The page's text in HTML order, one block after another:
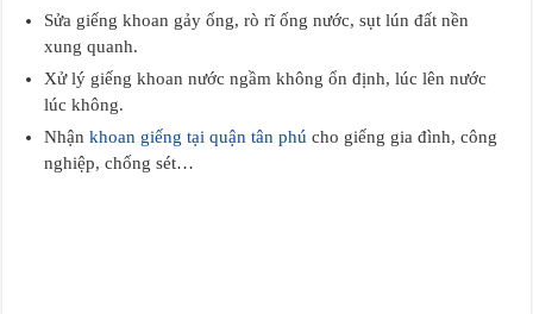
Sửa giếng khoan gảy ống, rò rĩ ống nước, sụt lún đất nền
xung quanh.
Xử lý giếng khoan nước ngầm không ổn định, lúc lên nước
lúc không.
Nhậnkhoan giếng tại quận tân phú cho giếng gia đình, công
nghiệp, chống sét…